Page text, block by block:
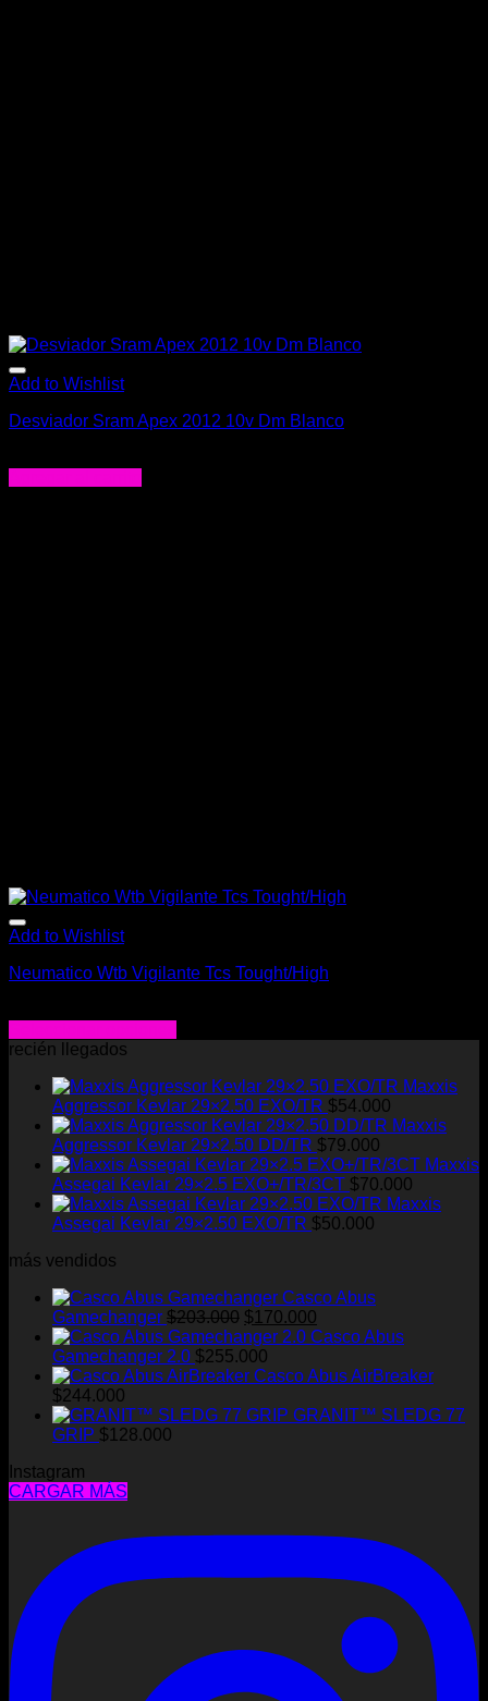
Add to Wishlist
Desviador Sram Apex 2012 10v Dm Blanco
Add to Wishlist
Neumatico Wtb Vigilante Tcs Tought/High
Este
tiene
múltiples
variantes.
opciones
pueden
la
producto
recién llegados
Maxxis
Aggressor Kevlar 29×2.50 EXO/TR $54.000
Maxxis
Aggressor Kevlar 29×2.50 DD/TR $79.000
Maxxis
Assegai Kevlar 29×2.5 EXO+/TR/3CT $70.000
Maxxis
Assegai Kevlar 29×2.50 EXO/TR $50.000
más vendidos
Casco Abus
Gamechanger $203.000 El
precio
original
era:
$170.000
precio
es:
Casco Abus
Gamechanger 2.0 $255.000
Casco Abus AirBreaker
$244.000
GRANIT™ SLEDG 77
GRIP $128.000
Instagram
CARGAR MÁS